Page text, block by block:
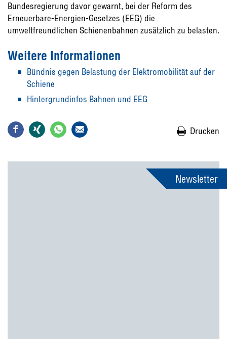
Bundesregierung davor gewarnt, bei der Reform des
Erneuerbare-Energien-Gesetzes (EEG) die
umweltfreundlichen Schienenbahnen zusätzlich zu belasten.
Weitere Informationen
Bündnis gegen Belastung der Elektromobilität auf der
Schiene
Hintergrundinfos Bahnen und EEG
Drucken
Newsletter